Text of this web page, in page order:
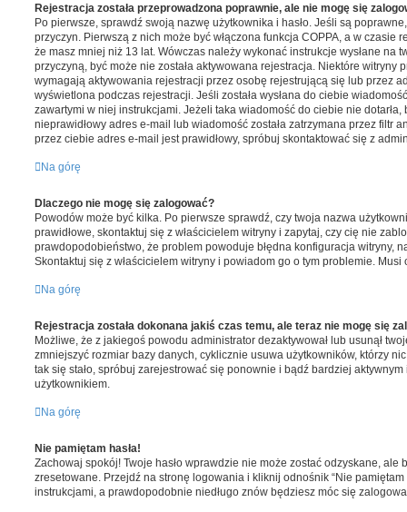
Rejestracja została przeprowadzona poprawnie, ale nie mogę się
Po pierwsze, sprawdź swoją nazwę użytkownika i hasło. Jeśli są
przyczyn. Pierwszą z nich może być włączona funkcja COPPA, a w czasie
że masz mniej niż 13 lat. Wówczas należy wykonać instrukcje wysłane na
przyczyną, być może nie została aktywowana rejestracja. Niektóre witryny
wymagają aktywowania rejestracji przez osobę rejestrującą się lub przez
wyświetlona podczas rejestracji. Jeśli została wysłana do ciebie
zawartymi w niej instrukcjami. Jeżeli taka wiadomość do ciebie nie dotarła,
nieprawidłowy adres e-mail lub wiadomość została zatrzymana przez filtr
przez ciebie adres e-mail jest prawidłowy, spróbuj skontaktować się z
Na górę
Dlaczego nie mogę się zalogować?
Powodów może być kilka. Po pierwsze sprawdź, czy twoja nazwa
prawidłowe, skontaktuj się z właścicielem witryny i zapytaj, czy cię nie
prawdopodobieństwo, że problem powoduje błędna konfiguracja witryny,
Skontaktuj się z właścicielem witryny i powiadom go o tym problemie. Musi
Na górę
Rejestracja została dokonana jakiś czas temu, ale teraz nie mogę się
Możliwe, że z jakiegoś powodu administrator dezaktywował lub usunął
zmniejszyć rozmiar bazy danych, cyklicznie usuwa użytkowników, którzy
tak się stało, spróbuj zarejestrować się ponownie i bądź bardziej
użytkownikiem.
Na górę
Nie pamiętam hasła!
Zachowaj spokój! Twoje hasło wprawdzie nie może zostać odzyskane, ale
zresetowane. Przejdź na stronę logowania i kliknij odnośnik “Nie pamiętam
instrukcjami, a prawdopodobnie niedługo znów będziesz móc się